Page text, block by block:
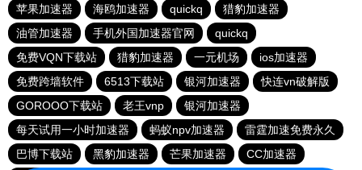
苹果加速器
海鸥加速器 quickq
猎豹加速器
油管加速器
手机外国加速器官网
quickq
免费VQN下载站
猎豹加速器 一元机场
ios加速器
免费跨墙软件
6513下载站 银河加速器
快连vn破解版
GOROOO下载站
老王vnp
银河加速器
每天试用一小时加速器
蚂蚁npv加速器
雷霆加速免费永久
巴博下载站
黑豹加速器 芒果加速器 CC加速器